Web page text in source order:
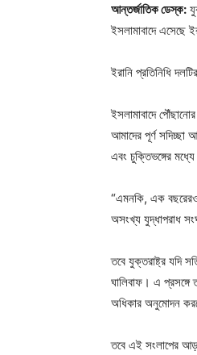
আন্তর্জাতিক ডেস্ক:
ইসলামাবাদে এসেছে
ইরানি প্রতিনিধি
ইসলামাবাদে
আমাদের পূর্ণ
এবং চুক্তিভঙ্গের
“এমনকি, এক বছরেরও
অসংখ্য যুদ্ধাপরাধ
তবে যুক্তরাষ্ট্র যদি
ঘালিবাফ। এ
অধিকার অনুমোদন
তবে এই সংলাপের